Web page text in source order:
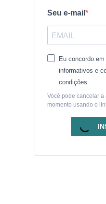
Seu e-mail
Eu concordo
informativos e
condições.
Você pode cancelar
momento usando o